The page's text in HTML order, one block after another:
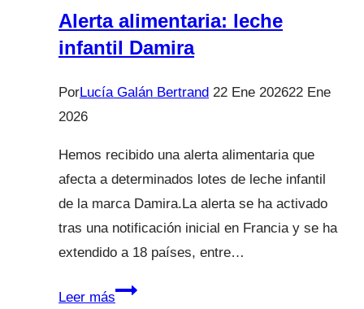
Alerta alimentaria: leche
infantil Damira
PorLucía Galán Bertrand 22 Ene 202622 Ene
2026
Hemos recibido una alerta alimentaria que
afecta a determinados lotes de leche infantil
de la marca Damira.La alerta se ha activado
tras una notificación inicial en Francia y se ha
extendido a 18 países, entre…
Leer másAlerta